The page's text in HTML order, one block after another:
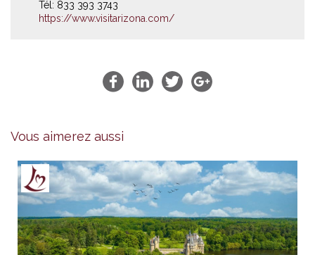
Tél: 833 393 3743
https://www.visitarizona.com/
Vous aimerez aussi